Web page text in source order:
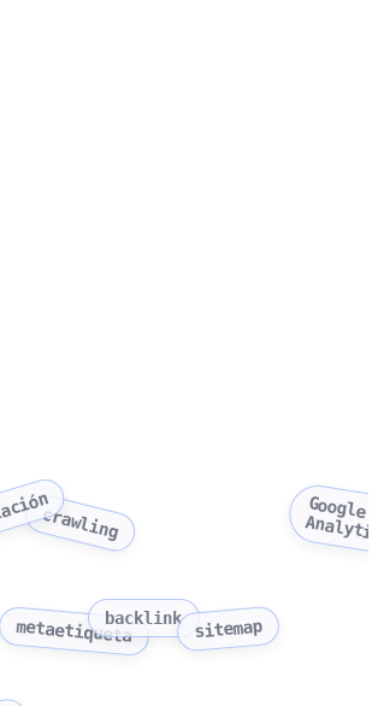
crawling Google
metaetiquetabacklink sitemap